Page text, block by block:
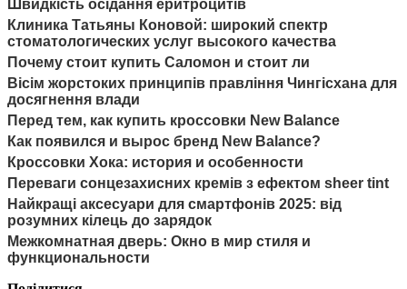
Швидкість осідання еритроцитів
Клиника Татьяны Коновой: широкий спектр
стоматологических услуг высокого качества
Почему стоит купить Саломон и стоит ли
Вісім жорстоких принципів правління Чингісхана для
досягнення влади
Перед тем, как купить кроссовки New Balance
Как появился и вырос бренд New Balance?
Кроссовки Хока: история и особенности
Переваги сонцезахисних кремів з ефектом sheer tint
Найкращі аксесуари для смартфонів 2025: від
розумних кілець до зарядок
Межкомнатная дверь: Окно в мир стиля и
функциональности